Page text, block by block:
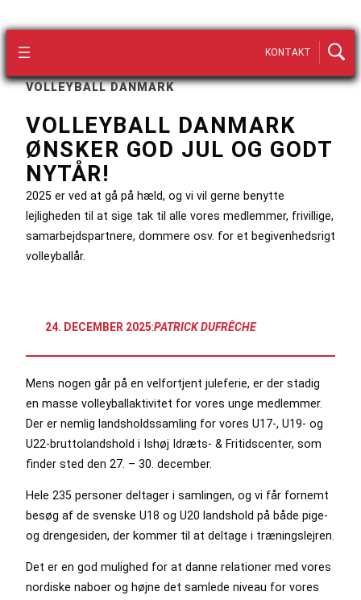
KONTAKT
VOLLEYBALL DANMARK
VOLLEYBALL DANMARK
ØNSKER GOD JUL OG GODT
NYTÅR!
2025 er ved at gå på hæld, og vi vil gerne benytte
lejligheden til at sige tak til alle vores medlemmer, frivillige,
samarbejdspartnere, dommere osv. for et begivenhedsrigt
volleyballår.
24. DECEMBER 2025:PATRICK DUFRÊCHE
Mens nogen går på en velfortjent juleferie, er der stadig
en masse volleyballaktivitet for vores unge medlemmer.
Der er nemlig landsholdssamling for vores U17-, U19- og
U22-bruttolandshold i Ishøj Idræts- & Fritidscenter, som
finder sted den 27. – 30. december.
Hele 235 personer deltager i samlingen, og vi får fornemt
besøg af de svenske U18 og U20 landshold på både pige-
og drengesiden, der kommer til at deltage i træningslejren.
Det er en god mulighed for at danne relationer med vores
nordiske naboer og højne det samlede niveau for vores